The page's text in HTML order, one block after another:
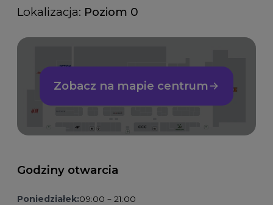
Lokalizacja: Poziom 0
Zobacz na mapie centrum
Godziny otwarcia
Poniedziałek:09:00 – 21:00